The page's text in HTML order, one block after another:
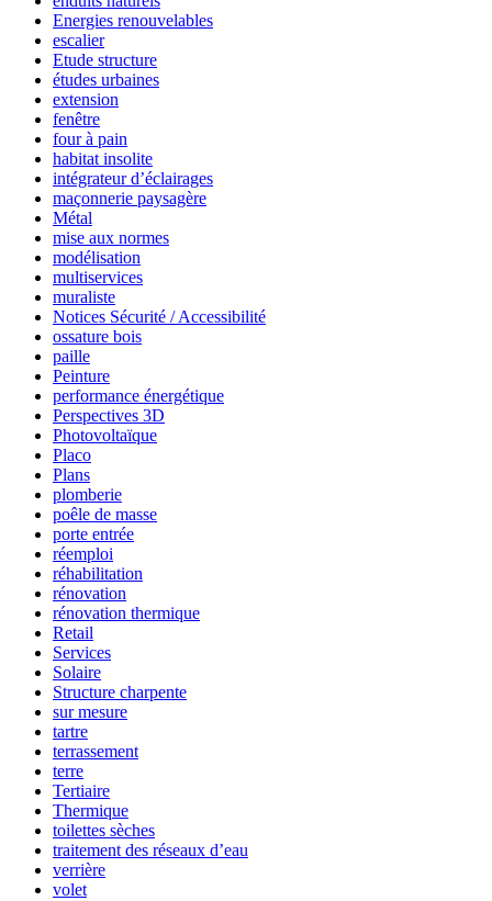
Energies renouvelables
escalier
Etude structure
études urbaines
extension
fenêtre
four à pain
habitat insolite
intégrateur d’éclairages
maçonnerie paysagère
Métal
mise aux normes
modélisation
multiservices
muraliste
Notices Sécurité / Accessibilité
ossature bois
paille
Peinture
performance énergétique
Perspectives 3D
Photovoltaïque
Placo
Plans
plomberie
poêle de masse
porte entrée
réemploi
réhabilitation
rénovation
rénovation thermique
Retail
Services
Solaire
Structure charpente
sur mesure
tartre
terrassement
terre
Tertiaire
Thermique
toilettes sèches
traitement des réseaux d’eau
verrière
volet